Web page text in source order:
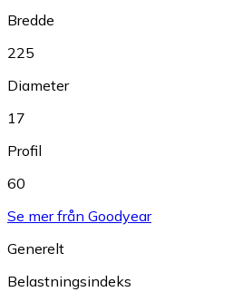
Bredde
225
Diameter
17
Profil
60
Se mer från Goodyear
Generelt
Belastningsindeks